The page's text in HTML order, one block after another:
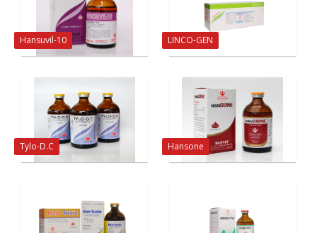
Hansuvil-10 LINCO-GEN
Tylo-D.C Hansone